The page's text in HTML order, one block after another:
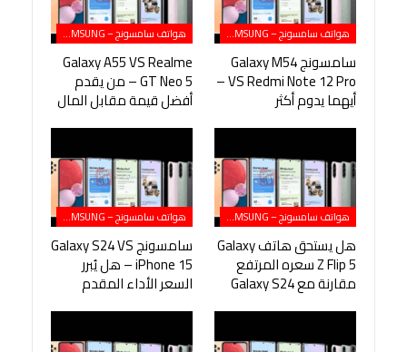
هواتف سامسونج – SAMSUNG
سامسونج Galaxy M54
VS Redmi Note 12 Pro –
أيهما يدوم أكثر
هواتف سامسونج – SAMSUNG
Galaxy A55 VS Realme
GT Neo 5 – من يقدم
أفضل قيمة مقابل المال
هواتف سامسونج – SAMSUNG
هل يستحق هاتف Galaxy
Z Flip 5 سعره المرتفع
مقارنة مع Galaxy S24
هواتف سامسونج – SAMSUNG
سامسونج Galaxy S24 VS
iPhone 15 – هل يُبرر
السعر الأداء المقدم